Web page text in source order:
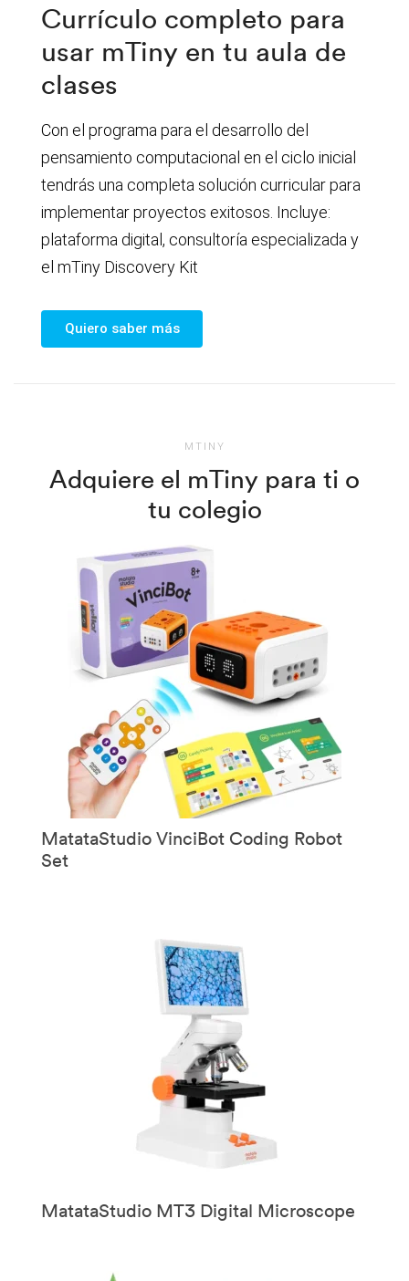
Currículo completo para
usar mTiny en tu aula de
clases
Con el programa para el desarrollo del
pensamiento computacional en el ciclo inicial
tendrás una completa solución curricular para
implementar proyectos exitosos. Incluye:
plataforma digital, consultoría especializada y
el mTiny Discovery Kit
Quiero saber más
MTINY
Adquiere el mTiny para ti o
tu colegio
MatataStudio VinciBot Coding Robot
Set
MatataStudio MT3 Digital Microscope